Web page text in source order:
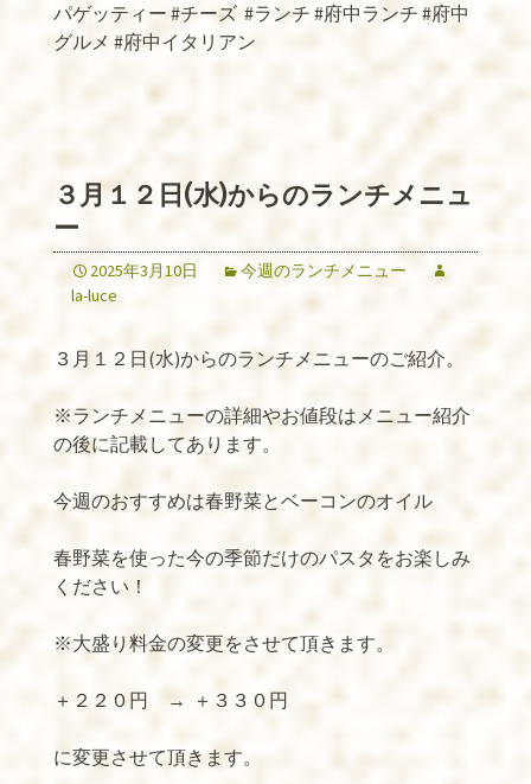
パゲッティー #チーズ #ランチ #府中ランチ #府中
グルメ #府中イタリアン
３月１２日(水)からのランチメニュ
ー
2025年3月10日
今週のランチメニュー
la-luce
３月１２日(水)からのランチメニューのご紹介。
※ランチメニューの詳細やお値段はメニュー紹介
の後に記載してあります。
今週のおすすめは春野菜とベーコンのオイル
春野菜を使った今の季節だけのパスタをお楽しみ
ください！
※大盛り料金の変更をさせて頂きます。
＋２２０円 → ＋３３０円
に変更させて頂きます。